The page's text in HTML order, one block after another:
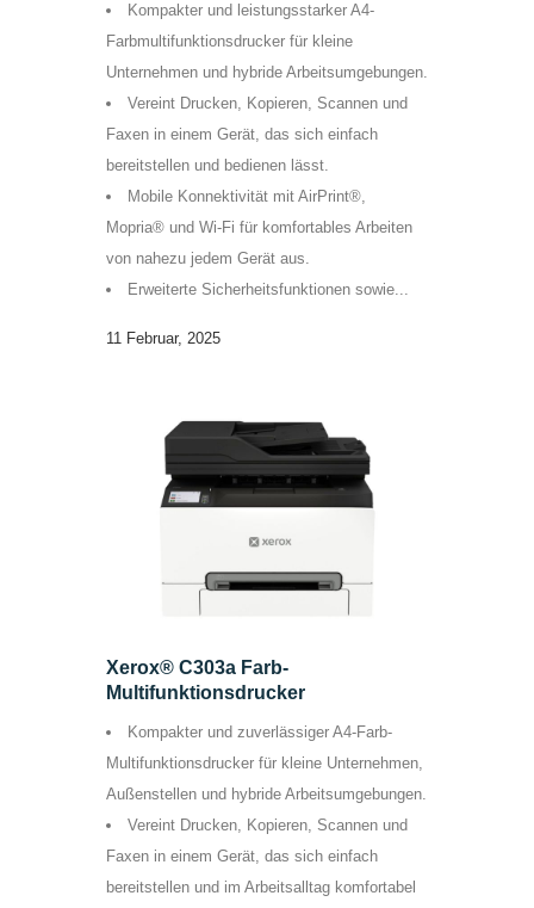
Kompakter und leistungsstarker A4-
Farbmultifunktionsdrucker für kleine
Unternehmen und hybride Arbeitsumgebungen.
Vereint Drucken, Kopieren, Scannen und
Faxen in einem Gerät, das sich einfach
bereitstellen und bedienen lässt.
Mobile Konnektivität mit AirPrint®,
Mopria® und Wi-Fi für komfortables Arbeiten
von nahezu jedem Gerät aus.
Erweiterte Sicherheitsfunktionen sowie...
11 Februar, 2025
Xerox® C303a Farb-
Multifunktionsdrucker
Kompakter und zuverlässiger A4-Farb-
Multifunktionsdrucker für kleine Unternehmen,
Außenstellen und hybride Arbeitsumgebungen.
Vereint Drucken, Kopieren, Scannen und
Faxen in einem Gerät, das sich einfach
bereitstellen und im Arbeitsalltag komfortabel